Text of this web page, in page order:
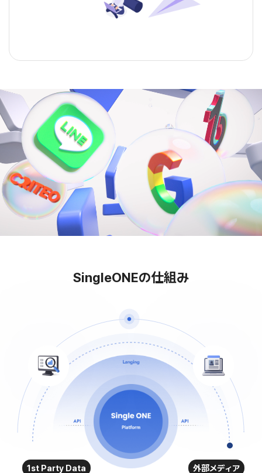
SingleONEの仕組み
1st Party Data 外部メディア